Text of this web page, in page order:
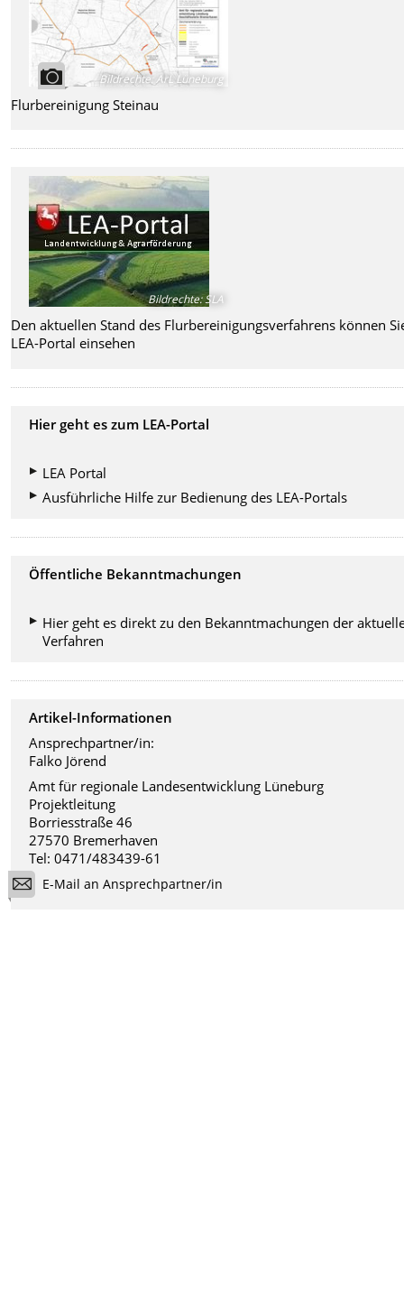
Bildrechte: ArL Lüneburg
Flurbereinigung Steinau
Bildrechte:SLA
Den aktuellen Stand des Flurbereinigungsverfahrens können
LEA-Portal einsehen
Hier geht es zum LEA-Portal
LEA Portal
Ausführliche Hilfe zur Bedienung des LEA-Portals
Öffentliche Bekanntmachungen
Hier geht es direkt zu den Bekanntmachungen der
Verfahren
Artikel-Informationen
Ansprechpartner/in:
Falko Jörend
Amt für regionale Landesentwicklung Lüneburg
Projektleitung
Borriesstraße 46
27570 Bremerhaven
Tel: 0471/483439-61
E-Mail an Ansprechpartner/in